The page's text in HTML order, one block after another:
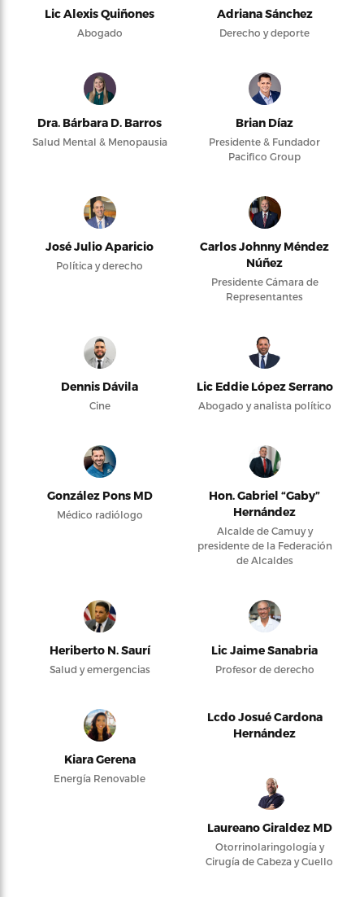
Lic Alexis Quiñones
Abogado
Adriana Sánchez
Derecho y deporte
Dra. Bárbara D. Barros
Salud Mental & Menopausia
Brian Díaz
Presidente & Fundador
Pacifico Group
José Julio Aparicio
Política y derecho
Carlos Johnny Méndez
Núñez
Presidente Cámara de
Representantes
Dennis Dávila
Cine
Lic Eddie López Serrano
Abogado y analista político
González Pons MD
Médico radiólogo
Hon. Gabriel “Gaby”
Hernández
Alcalde de Camuy y
presidente de la Federación
de Alcaldes
Heriberto N. Saurí
Salud y emergencias
Lic Jaime Sanabria
Profesor de derecho
Kiara Gerena
Energía Renovable
Lcdo Josué Cardona
Hernández
Laureano Giraldez MD
Otorrinolaringología y
Cirugía de Cabeza y Cuello